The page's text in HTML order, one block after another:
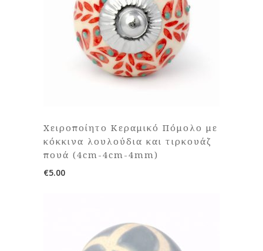
Χειροποίητο Κεραμικό Πόμολο με
κόκκινα λουλούδια και τιρκουάζ
πουά (4cm-4cm-4mm)
€5.00